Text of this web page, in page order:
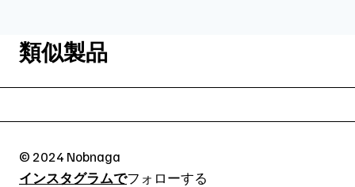
類似製品
© 2024 Nobnaga
インスタグラムでフォローする